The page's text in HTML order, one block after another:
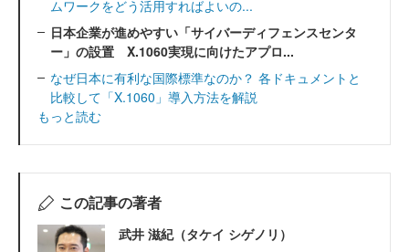
ムワークをどう活用すればよいの...
日本企業が進めやすい「サイバーディフェンスセンタ
ー」の設置 X.1060実現に向けたアプロ...
なぜ日本に有利な国際標準なのか？ 各ドキュメントと
比較して「X.1060」導入方法を解説
もっと読む
この記事の著者
武井 滋紀（タケイ シゲノリ）